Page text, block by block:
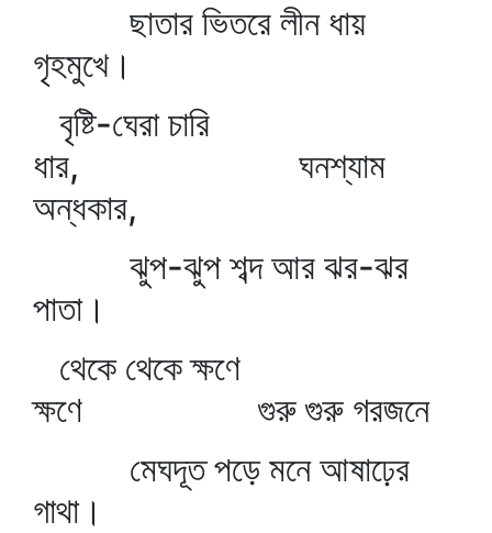
ছাতার ভিতরে লীন ধায়
গৃহমুখে।
বৃষ্টি-ঘেরা চারি
ধার, ঘনশ্যাম
অন্ধকার,
ঝুপ-ঝুপ শব্দ আর ঝর-ঝর
পাতা।
থেকে থেকে ক্ষণে
ক্ষণে গুরু গুরু গরজনে
মেঘদূত পড়ে মনে আষাঢ়ের
গাথা।